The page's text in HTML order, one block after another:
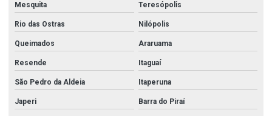
Mesquita Teresópolis
Rio das Ostras Nilópolis
Queimados Araruama
Resende Itaguaí
São Pedro da Aldeia Itaperuna
Japeri Barra do Piraí